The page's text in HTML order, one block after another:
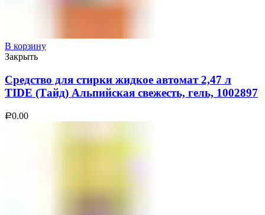
В корзину
Закрыть
Средство для стирки жидкое автомат 2,47 л
TIDE (Тайд) Альпийская свежесть, гель, 1002897
Р0.00